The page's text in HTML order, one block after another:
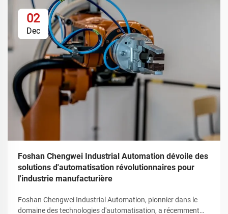
02
Dec
Foshan Chengwei Industrial Automation dévoile des
solutions d'automatisation révolutionnaires pour
l'industrie manufacturière
Foshan Chengwei Industrial Automation, pionnier dans le
domaine des technologies d'automatisation, a récemment